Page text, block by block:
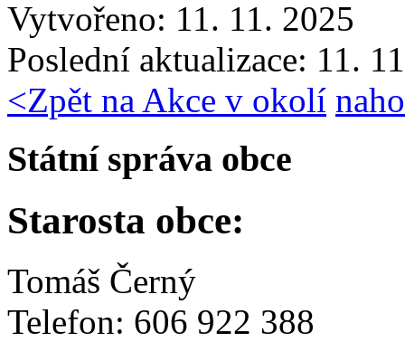
Vytvořeno: 11. 11. 2025
Poslední aktualizace: 11.
<Zpět na Akce v okolí
Státní správa obce
Starosta obce:
Tomáš Černý
Telefon: 606 922 388